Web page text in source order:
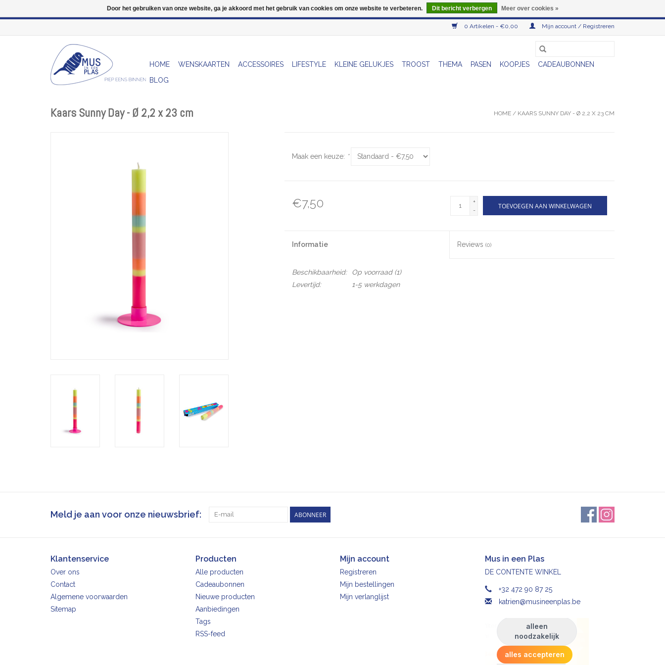
0 Artikelen - €0,00 Mijn account / Registreren
HOME WENSKAARTEN ACCESSOIRES LIFESTYLE KLEINE GELUKJES TROOST THEMA PASEN KOOPJES
CADEAUBONNEN
BLOG
Kaars Sunny Day - Ø 2,2 x 23 cm HOME / KAARS SUNNY DAY - Ø 2,2 X 23 CM
Maak een keuze: *
€7,50
+
-
TOEVOEGEN AAN WINKELWAGEN
Informatie Reviews(0)
Beschikbaarheid: Op voorraad(1)
Levertijd:
1-5 werkdagen
Meld je aan voor onze nieuwsbrief: ABONNEER
Klantenservice
Over ons
Contact
Algemene voorwaarden
Sitemap
Producten
Alle producten
Cadeaubonnen
Nieuwe producten
Aanbiedingen
Tags
RSS-feed
Mijn account
Registreren
Mijn bestellingen
Mijn verlanglijst
Mus in een Plas
DE CONTENTE WINKEL
+32 472 90 87 25
katrien@musineenplas.be
Door het gebruiken van onze website, ga je akkoord met het gebruik van cookies om onze website te verbeteren. Dit bericht verbergen Meer over cookies »
Wij zijn uitzonderlijk gesloten op Do 13/08